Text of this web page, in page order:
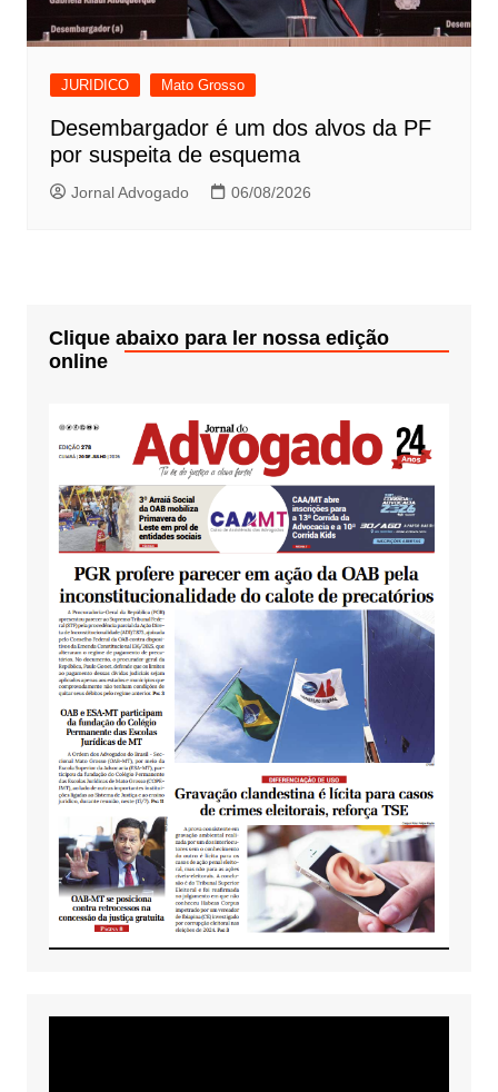
JURIDICO Mato Grosso
Desembargador é um dos alvos da PF
por suspeita de esquema
Jornal Advogado 06/08/2026
Clique abaixo para ler nossa edição
online